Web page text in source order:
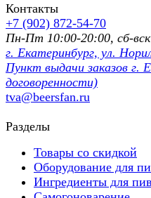
Контакты
+7 (902) 872-54-70
Пн-Пт 10:00-20:00, сб-
г. Екатеринбург, ул.
Пункт выдачи заказов г.
договоренности)
tva@beersfan.ru
Разделы
Товары со скидкой
Оборудование для
Ингредиенты для